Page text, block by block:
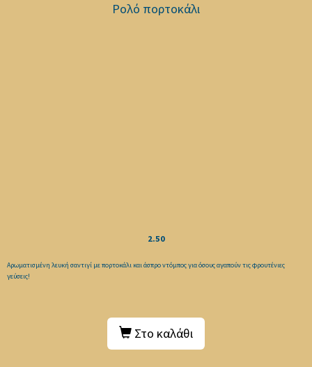
Ρολό πορτοκάλι
2.50
Αρωματισμένη λευκή σαντιγί με πορτοκάλι και άσπρο ντόμπος για όσους αγαπούν τις φρουτένιες
γεύσεις!
Στο καλάθι